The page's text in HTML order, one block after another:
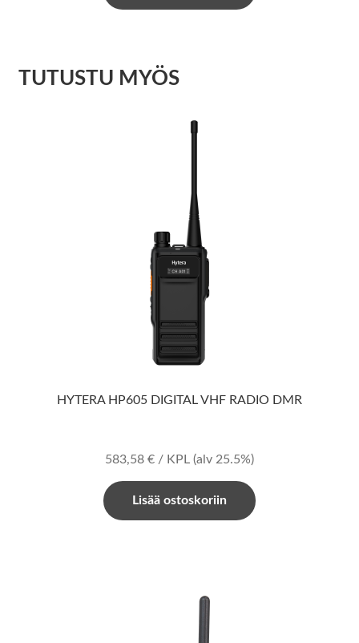
TUTUSTU MYÖS
HYTERA HP605 DIGITAL VHF RADIO DMR
583,58 € / KPL (alv 25.5%)
Lisää ostoskoriin